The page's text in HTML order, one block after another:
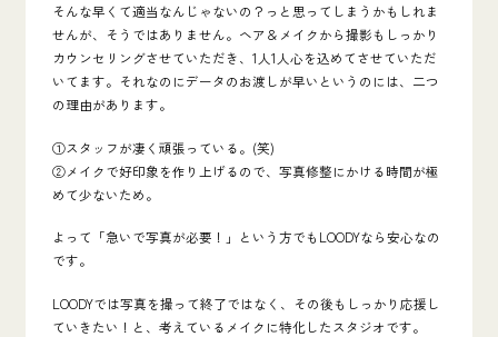
そんな早くて適当なんじゃないの？っと思ってしまうかもしれま
せんが、そうではありません。ヘア＆メイクから撮影もしっかり
カウンセリングさせていただき、1人1人心を込めてさせていただ
いてます。それなのにデータのお渡しが早いというのには、二つ
の理由があります。
①スタッフが凄く頑張っている。(笑)
②メイクで好印象を作り上げるので、写真修整にかける時間が極
めて少ないため。
よって「急いで写真が必要！」という方でもLOODYなら安心なの
です。
LOODYでは写真を撮って終了ではなく、その後もしっかり応援し
ていきたい！と、考えているメイクに特化したスタジオです。